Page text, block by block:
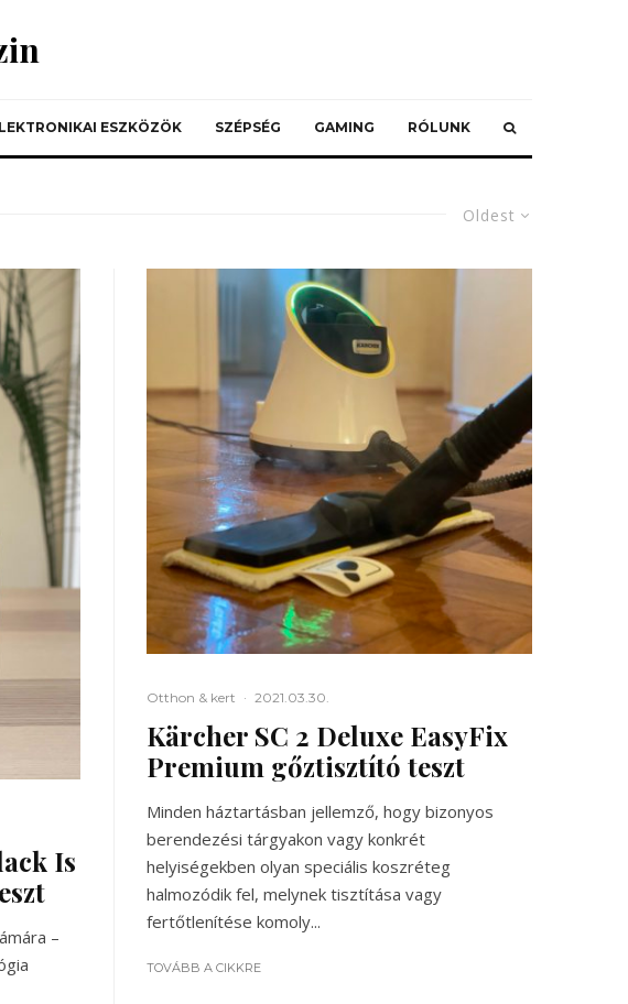
ESZKÖZÖK SZÉPSÉG GAMING RÓLUNK
Oldest
Is
–
Otthon & kert · 2021.03.30.
Kärcher SC 2 Deluxe EasyFix
Premium gőztisztító teszt
Minden háztartásban jellemző, hogy bizonyos
berendezési tárgyakon vagy konkrét
helyiségekben olyan speciális koszréteg
halmozódik fel, melynek tisztítása vagy
fertőtlenítése komoly...
TOVÁBB A CIKKRE